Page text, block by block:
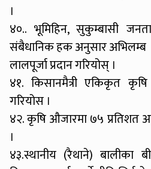
।
४०.. भूमिहिन, सुकुम्बासी
संबैधानिक हक अनुसार अभिलम्ब
लालपूर्जा प्रदान गरियोस् ।
४१. किसानमैत्री एकिकृत कृषि
गरियोस ।
४२. कृषि औजारमा ७५ प्रतिशत
।
४३.स्थानीय (रैथाने) बालीका